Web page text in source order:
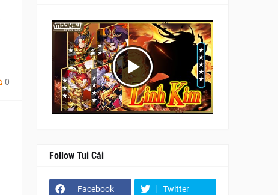
0
Follow Tui Cái
Facebook Twitter